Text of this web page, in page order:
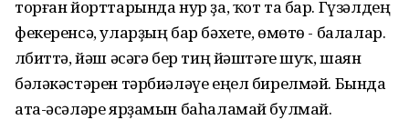
торған йорттарында нур ҙа, ҡот та бар. Гүзәлдең
фекеренcә, уларҙың бар бәхете, өмөтө - балалар.
Әлбиттә, йәш әсәгә бер тиң йәштәге шуҡ, шаян
бәләкәстәрен тәрбиәләүе еңел бирелмәй. Бында
ата-әсәләре ярҙамын баһаламай булмай.